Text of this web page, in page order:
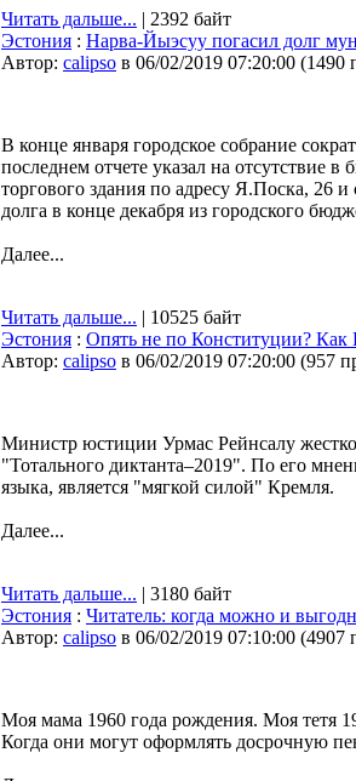
Читать дальше... | 2392 байт
Эстония : Нарва-Йыэсуу погасил долг
Автор: calipso в 06/02/2019 07:20:00 (1490
В конце января городское собрание
последнем отчете указал на отсутствие
торгового здания по адресу Я.Поска,
долга в конце декабря из городского
Далее...
Читать дальше... | 10525 байт
Эстония : Опять не по Конституции? Как
Автор: calipso в 06/02/2019 07:20:00 (957
Министр юстиции Урмас Рейнсалу
"Тотального диктанта–2019". По его
языка, является "мягкой силой" Кремля.
Далее...
Читать дальше... | 3180 байт
Эстония : Читатель: когда можно и
Автор: calipso в 06/02/2019 07:10:00 (4907
Моя мама 1960 года рождения. Моя тетя
Когда они могут оформлять досрочную